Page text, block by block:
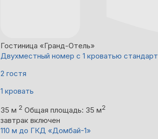
Гостиница «Гранд-Отель»
Двухместный номер с 1 кроватью стандарт
2 гостя
1 кровать
35 м 2 Общая площадь: 35 м2
завтрак включен
110 м до ГКД «Домбай-1»